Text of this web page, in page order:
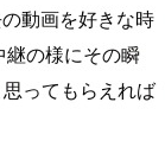
動画を好きな時
継の様にその瞬
ってもらえれば